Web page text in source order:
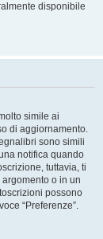
disponibile
simile ai
di aggiornamento.
sono simili
notifica quando
tuttavia, ti
o in un
possono
“Preferenze”.